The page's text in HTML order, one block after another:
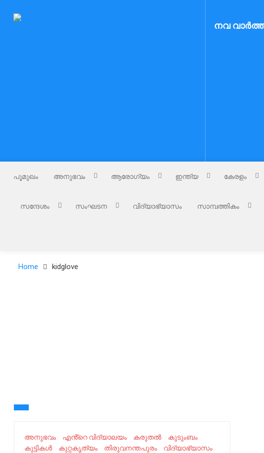
Nammude Naadu നവ
പൂമുഖം അനുഭവം ആരോഗ്യം ഇന്ത്യ കേരളം
സന്ദേശം സംഘടന വിദ്യാഭ്യാസം സാമ്പത്തികം
Home kidglove
അനുഭവം എൻ്റെ വിദ്യാലയം കരുതൽ
കുടുംബം
കുട്ടികൾ
കുറ്റകൃത്യം തിരുവനന്തപുരം വിദ്യാഭ്യാസം